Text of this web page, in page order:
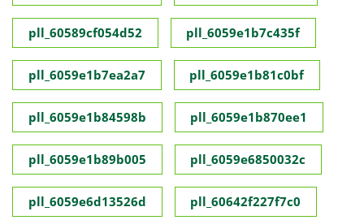
pll_60589cf054d52 pll_6059e1b7c435f
pll_6059e1b7ea2a7 pll_6059e1b81c0bf
pll_6059e1b84598b pll_6059e1b870ee1
pll_6059e1b89b005 pll_6059e6850032c
pll_6059e6d13526d pll_60642f227f7c0